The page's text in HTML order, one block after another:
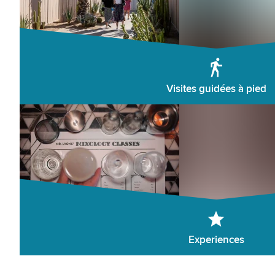
Visites guidées à pied
Experiences